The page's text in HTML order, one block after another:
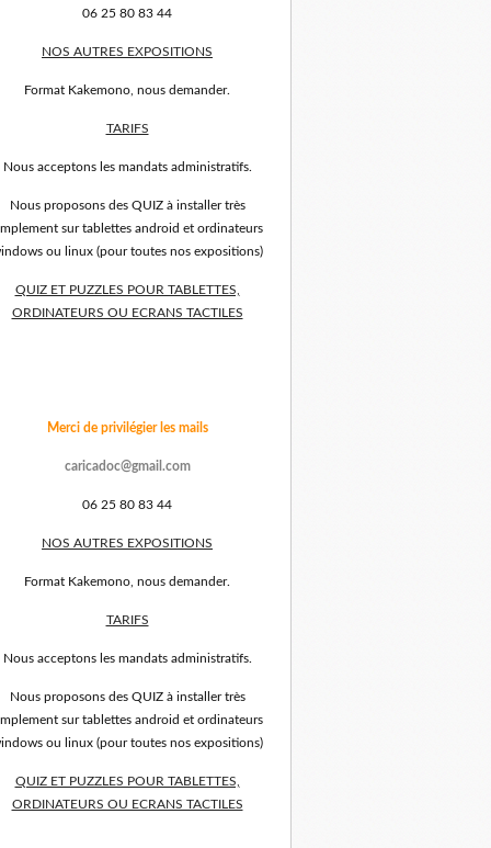
06 25 80 83 44
NOS AUTRES EXPOSITIONS
Format Kakemono, nous demander.
TARIFS
Nous acceptons les mandats administratifs.
Nous proposons des QUIZ à installer très
sur tablettes android et ordinateurs
ou linux (pour toutes nos expositions)
QUIZ ET PUZZLES POUR TABLETTES,
ORDINATEURS OU ECRANS TACTILES
Merci de privilégier les mails
caricadoc@gmail.com
06 25 80 83 44
NOS AUTRES EXPOSITIONS
Format Kakemono, nous demander.
TARIFS
Nous acceptons les mandats administratifs.
Nous proposons des QUIZ à installer très
sur tablettes android et ordinateurs
ou linux (pour toutes nos expositions)
QUIZ ET PUZZLES POUR TABLETTES,
ORDINATEURS OU ECRANS TACTILES